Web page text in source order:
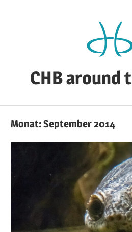
CHB around
Monat:September 2014